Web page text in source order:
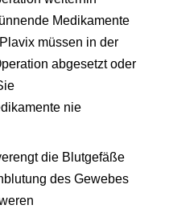
Medikamente
müssen in der
abgesetzt oder
nie
die Blutgefäße
des Gewebes